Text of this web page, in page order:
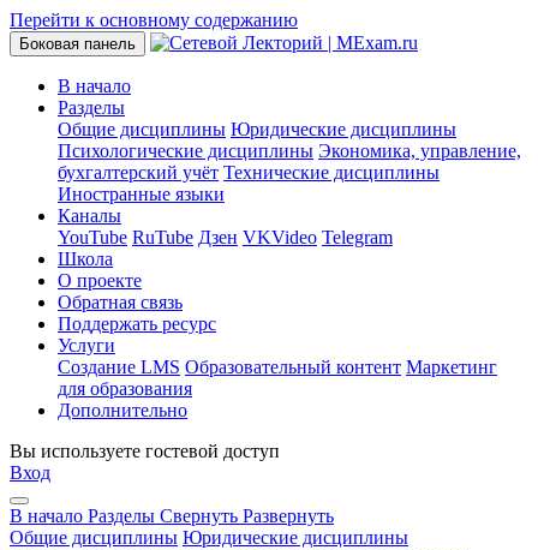
Перейти к основному содержанию
Боковая панель
В начало
Разделы
Общие дисциплины Юридические дисциплины
Психологические дисциплины Экономика, управление,
бухгалтерский учёт Технические дисциплины
Иностранные языки
Каналы
YouTube RuTube Дзен VKVideo Telegram
Школа
О проекте
Обратная связь
Поддержать ресурс
Услуги
Создание LMS Образовательный контент Маркетинг
для образования
Дополнительно
Вы используете гостевой доступ
Вход
В начало Разделы Свернуть Развернуть
Общие дисциплины Юридические дисциплины